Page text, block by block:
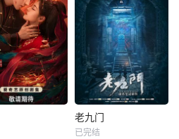
老九门
已完结